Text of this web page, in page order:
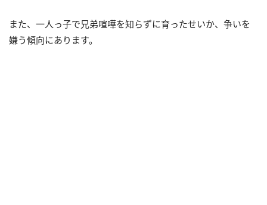
また、一人っ子で兄弟喧嘩を知らずに育ったせいか、争いを
嫌う傾向にあります。